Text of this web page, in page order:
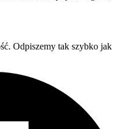
Odpiszemy tak szybko jak